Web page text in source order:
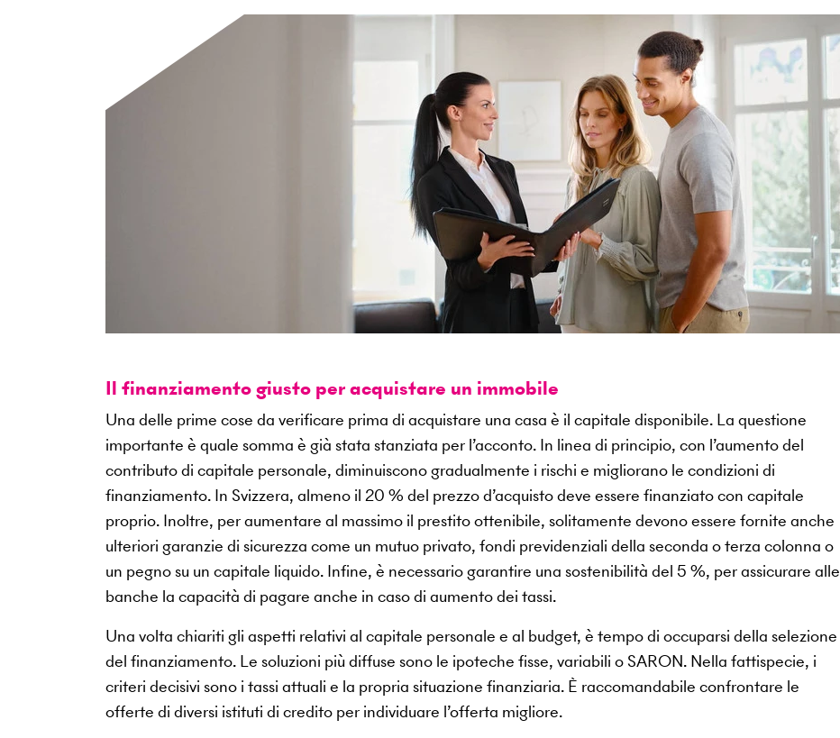
Il finanziamento giusto per acquistare un immobile
Una delle prime cose da verificare prima di acquistare una casa è il capitale disponibile. La questione
importante è quale somma è già stata stanziata per l’acconto. In linea di principio, con l’aumento del
contributo di capitale personale, diminuiscono gradualmente i rischi e migliorano le condizioni di
finanziamento. In Svizzera, almeno il 20 % del prezzo d’acquisto deve essere finanziato con capitale
proprio. Inoltre, per aumentare al massimo il prestito ottenibile, solitamente devono essere fornite anche
ulteriori garanzie di sicurezza come un mutuo privato, fondi previdenziali della seconda o terza colonna o
un pegno su un capitale liquido. Infine, è necessario garantire una sostenibilità del 5 %, per assicurare alle
banche la capacità di pagare anche in caso di aumento dei tassi.
Una volta chiariti gli aspetti relativi al capitale personale e al budget, è tempo di occuparsi della selezione
del finanziamento. Le soluzioni più diffuse sono le ipoteche fisse, variabili o SARON. Nella fattispecie, i
criteri decisivi sono i tassi attuali e la propria situazione finanziaria. È raccomandabile confrontare le
offerte di diversi istituti di credito per individuare l’offerta migliore.